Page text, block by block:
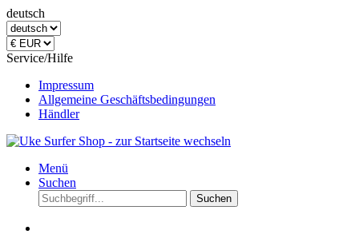
deutsch
Service/Hilfe
Impressum
Allgemeine Geschäftsbedingungen
Händler
Menü
Suchen
Suchen